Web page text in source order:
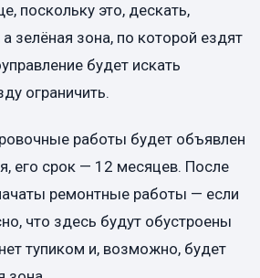
поскольку это, дескать,
зелёная зона, по которой ездят
будет искать
ограничить.
работы будет объявлен
его срок — 12 месяцев. После
ремонтные работы — если
что здесь будут обустроены
тупиком и, возможно, будет